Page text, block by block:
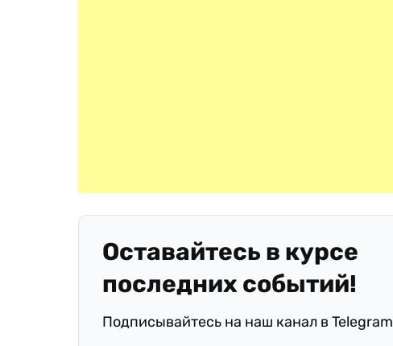
Оставайтесь в курсе
последних событий!
Подписывайтесь на наш канал в Telegram